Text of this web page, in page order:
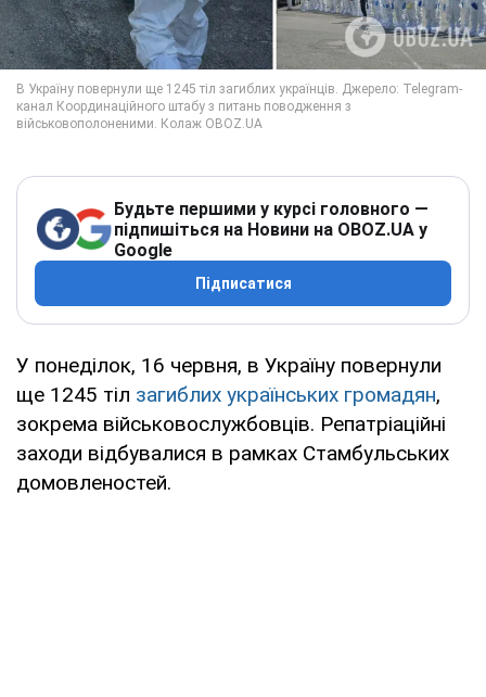
Будьте першими у курсі головного —
підпишіться на Новини на OBOZ.UA у
Google
Підписатися
У понеділок, 16 червня, в Україну повернули
ще 1245 тіл загиблих українських громадян,
зокрема військовослужбовців. Репатріаційні
заходи відбувалися в рамках Стамбульських
домовленостей.